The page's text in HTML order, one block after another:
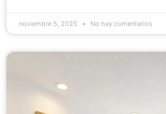
noviembre 5, 2025 No hay comentarios